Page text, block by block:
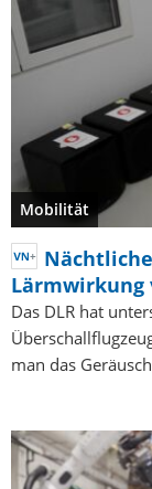
Mobilität
Lärmwirkung
Das DLR hat
man das